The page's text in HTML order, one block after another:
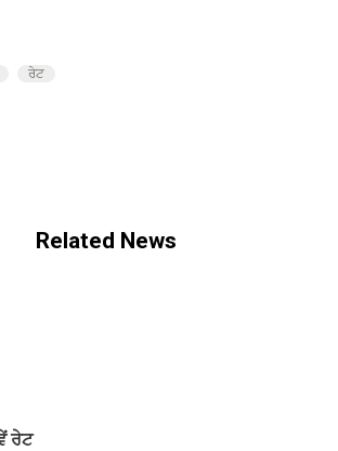
ਰੇਟ
Related News
ਰੇਟ